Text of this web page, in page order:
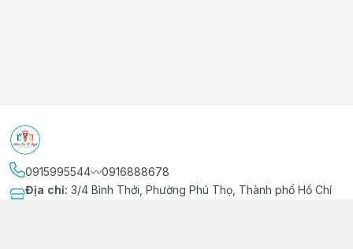
0915995544〰️0916888678
Địa chỉ: 3/4 Bình Thới, Phường Phú Thọ, Thành phố Hồ Chí